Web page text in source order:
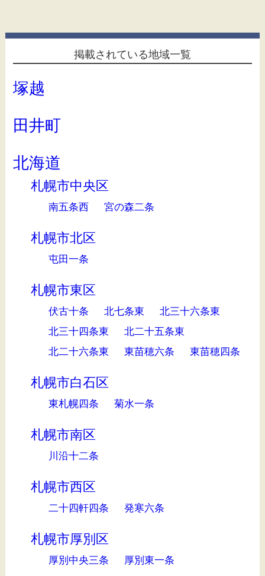
掲載されている地域一覧
塚越
田井町
北海道
札幌市中央区
南五条西 宮の森二条
札幌市北区
屯田一条
札幌市東区
伏古十条 北七条東
北三十六条東
北三十四条東
北二十五条東
北二十六条東
東苗穂六条 東苗穂四条
札幌市白石区
東札幌四条 菊水一条
札幌市南区
川沿十二条
札幌市西区
二十四軒四条 発寒六条
札幌市厚別区
厚別中央三条 厚別東一条